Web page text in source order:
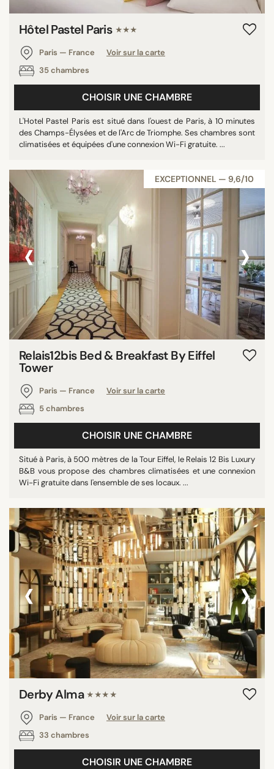
Hôtel Pastel Paris ★★★
Paris — France
Voir sur la carte
35 chambres
CHOISIR UNE CHAMBRE
L'Hotel Pastel Paris est situé dans l'ouest de Paris, à 10 minutes
des Champs-Élysées et de l'Arc de Triomphe. Ses chambres sont
climatisées et équipées d'une connexion Wi-Fi gratuite. ...
EXCEPTIONNEL — 9,6/10
‹ ›
Relais12bis Bed & Breakfast By Eiffel
Tower
Paris — France
Voir sur la carte
5 chambres
CHOISIR UNE CHAMBRE
Situé à Paris, à 500 mètres de la Tour Eiffel, le Relais 12 Bis Luxury
B&B vous propose des chambres climatisées et une connexion
Wi-Fi gratuite dans l'ensemble de ses locaux. ...
‹ ›
Derby Alma ★★★★
Paris — France
Voir sur la carte
33 chambres
CHOISIR UNE CHAMBRE